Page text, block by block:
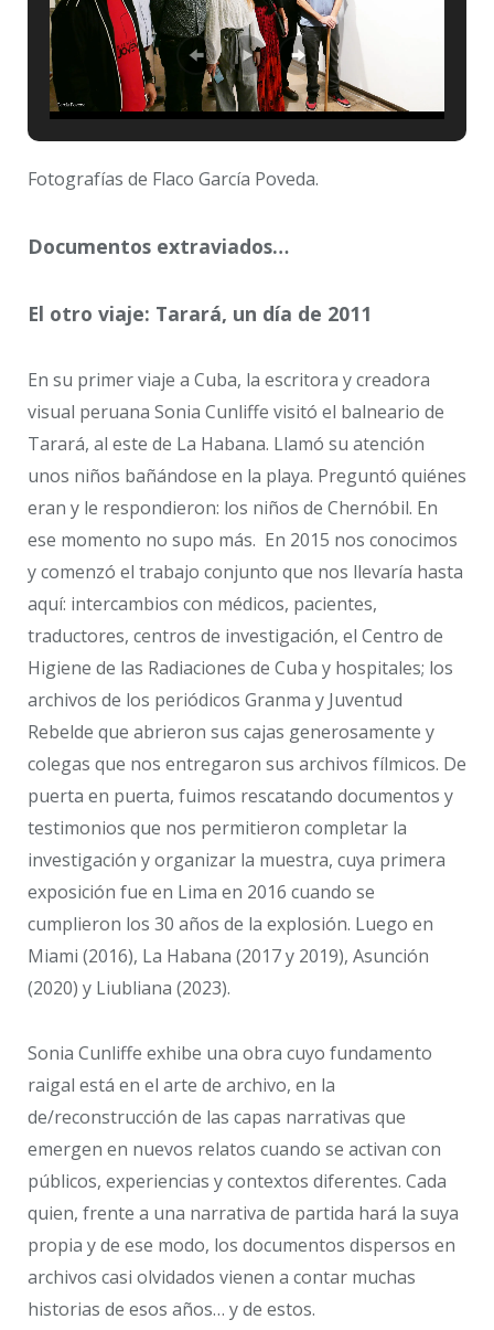
Fotografías de Flaco García Poveda.
Documentos extraviados…
El otro viaje: Tarará, un día de 2011
En su primer viaje a Cuba, la escritora y creadora
visual peruana Sonia Cunliffe visitó el balneario de
Tarará, al este de La Habana. Llamó su atención
unos niños bañándose en la playa. Preguntó quiénes
eran y le respondieron: los niños de Chernóbil. En
ese momento no supo más. En 2015 nos conocimos
y comenzó el trabajo conjunto que nos llevaría hasta
aquí: intercambios con médicos, pacientes,
traductores, centros de investigación, el Centro de
Higiene de las Radiaciones de Cuba y hospitales; los
archivos de los periódicos Granma y Juventud
Rebelde que abrieron sus cajas generosamente y
colegas que nos entregaron sus archivos fílmicos. De
puerta en puerta, fuimos rescatando documentos y
testimonios que nos permitieron completar la
investigación y organizar la muestra, cuya primera
exposición fue en Lima en 2016 cuando se
cumplieron los 30 años de la explosión. Luego en
Miami (2016), La Habana (2017 y 2019), Asunción
(2020) y Liubliana (2023).
Sonia Cunliffe exhibe una obra cuyo fundamento
raigal está en el arte de archivo, en la
de/reconstrucción de las capas narrativas que
emergen en nuevos relatos cuando se activan con
públicos, experiencias y contextos diferentes. Cada
quien, frente a una narrativa de partida hará la suya
propia y de ese modo, los documentos dispersos en
archivos casi olvidados vienen a contar muchas
historias de esos años… y de estos.